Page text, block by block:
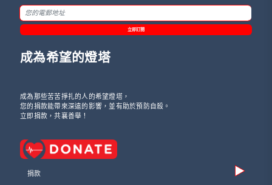
立即訂閱
成為希望的燈塔
成為那些苦苦掙扎的人的希望燈塔，
您的捐款能帶來深遠的影響，並有助於預防自殺。
立即捐款，共襄善舉！
捐款